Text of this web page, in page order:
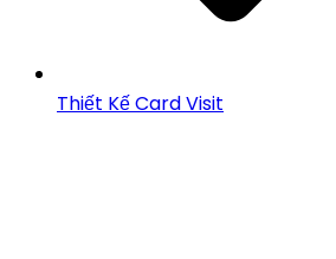
Thiết Kế Card Visit